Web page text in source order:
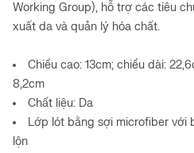
Working Group), hỗ trợ các tiêu
xuất da và quản lý hóa chất.
Chiều cao: 13cm; chiều dài:
8,2cm
Chất liệu: Da
Lớp lót bằng sợi microfiber với
lộn